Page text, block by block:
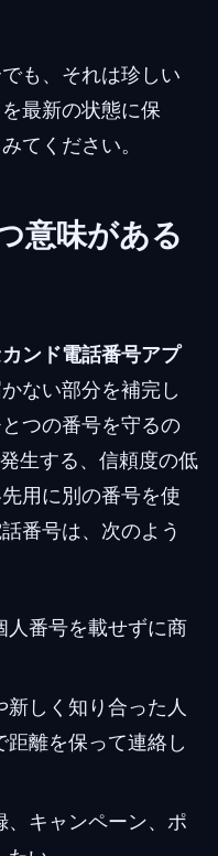
も、それは珍しい
最新の状態に保
てください。
意味がある
ンド電話番号アプ
ない部分を補完し
つの番号を守るの
生する、信頼度の低
用に別の番号を使
番号は、次のよう
人番号を載せずに商
しく知り合った人
距離を保って連絡し
、キャンペーン、ポ